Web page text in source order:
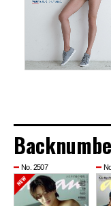
No. 2507